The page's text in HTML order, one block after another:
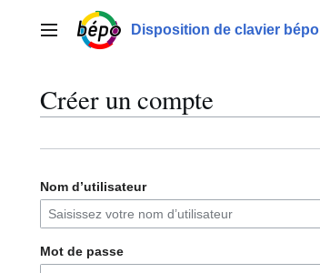
contenuMenu principalDisposition de clavier bépo
Créer un compte
Nom d’utilisateur
Mot de passe